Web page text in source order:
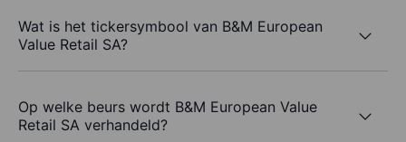
Wat is het tickersymbool van B&M European
Value Retail SA?
Op welke beurs wordt B&M European Value
Retail SA verhandeld?